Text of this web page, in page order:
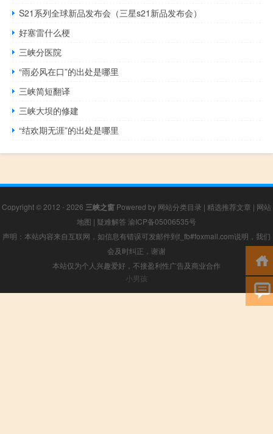
S21系列全球新品发布会（三星s21新品发布会）
好塞雷什么梗
三峡分医院
“雨必风在口”的出处是哪里
三峡简短翻译
三峡大坝的修建
“结欢期无涯”的出处是哪里
Copyright © 2012 - 2026 三峡之窗 Powered by 网站分类目录 | 精选推荐文章 | 网站
地图 | 疑难解答 渝ICP备05006535号
声明：本站内容来自互联网，如信息有错误可发邮件到f_fb#foxmail.com说明，我们
会及时纠正，谢谢
本站仅为个人兴趣爱好，不接盈利性广告及商业合作
小男孩